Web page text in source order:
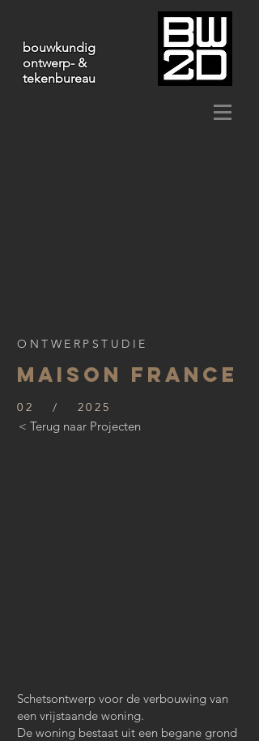
bouwkundig
ontwerp- &
tekenbureau
ONTWERPSTUDIE
Maison France
02 / 2025
< Terug naar Projecten
Schetsontwerp voor de verbouwing van
een vrijstaande woning.
De woning bestaat uit een begane grond